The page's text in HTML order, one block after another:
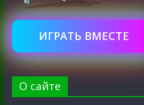
ИГРАТЬ ВМЕСТЕ
О сайте